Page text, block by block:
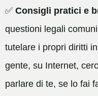
✅ Consigli pratici e
questioni legali
tutelare i propri diritti
gente, su Internet,
parlare di te, se lo fai